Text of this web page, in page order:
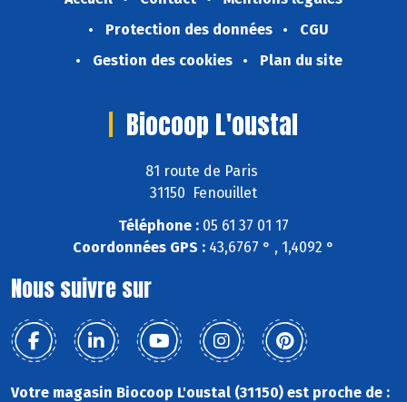
Protection des données
CGU
Gestion des cookies
Plan du site
Biocoop L'oustal
81 route de Paris
31150 Fenouillet
Téléphone : 05 61 37 01 17
Coordonnées GPS : 43,6767 ° , 1,4092 °
Nous suivre sur
Votre magasin Biocoop L'oustal (31150) est proche de :